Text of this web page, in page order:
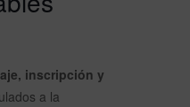
inscripción y
a la